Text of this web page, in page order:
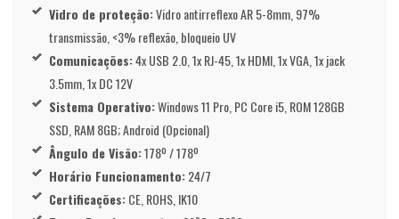
Vidro de proteção:Vidro antirreflexo AR 5-8mm, 97%
transmissão, <3% reflexão, bloqueio UV
Comunicações:4x USB 2.0, 1x RJ-45, 1x HDMI, 1x VGA, 1x jack
3.5mm, 1x DC 12V
Sistema Operativo:Windows 11 Pro, PC Core i5, ROM 128GB
SSD, RAM 8GB; Android (Opcional)
Ângulo de Visão:178º / 178º
Horário Funcionamento:24/7
Certificações:CE, ROHS, IK10